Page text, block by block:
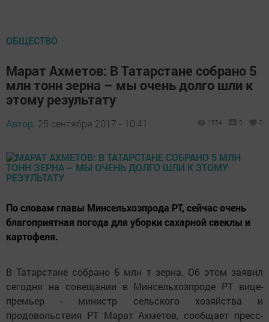
ОБЩЕСТВО
Марат Ахметов: В Татарстане собрано 5
млн тонн зерна – мы очень долго шли к
этому результату
Автор, 25 сентября 2017 - 10:41 1554 0 0
По словам главы Минсельхозпрода РТ, сейчас очень
благоприятная погода для уборки сахарной свеклы и
картофеля.
В Татарстане собрано 5 млн т зерна. Об этом заявил
сегодня на совещании в Минсельхозпроде РТ вице-
премьер - министр сельского хозяйства и
продовольствия РТ Марат Ахметов, сообщает пресс-